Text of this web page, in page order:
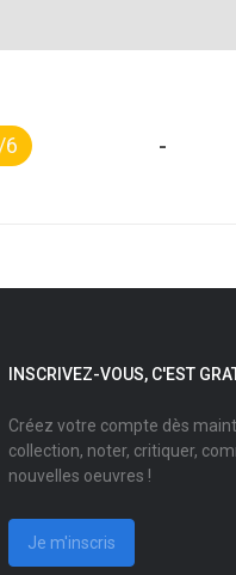
6 -
INSCRIVEZ-VOUS, C'EST
Créez votre compte dès
collection, noter, critiquer,
nouvelles oeuvres !
Je m'inscris